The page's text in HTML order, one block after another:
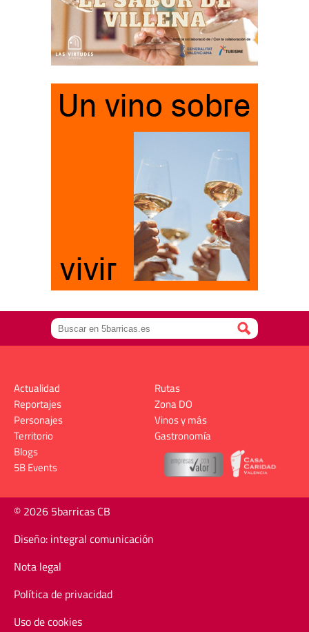
Actualidad
Reportajes
Personajes
Territorio
Rutas
Zona DO
Vinos y más
Gastronomía
Blogs
5B Events
© 2026 5barricas CB
Diseño: integral comunicación
Nota legal
Política de privacidad
Uso de cookies